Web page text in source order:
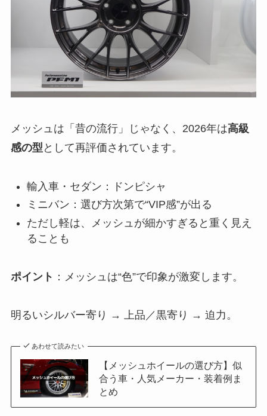
メッシュは「昔の流行」じゃなく、2026年は高級
感の型 として再評価されています。
輸入車・セダン：ドンピシャ
ミニバン：選び方次第で“VIP感”が出る
ただし軽は、メッシュが細かすぎると重く見え
ることも
ポイント ：メッシュは“色”で印象が激変します。
明るいシルバー寄り → 上品／黒寄り → 迫力。
あわせて読みたい
【メッシュホイールの選び方】似
合う車・人気メーカー・装着例ま
とめ